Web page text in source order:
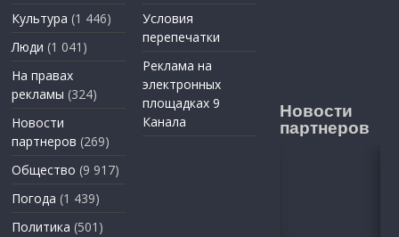
Культура (1 446)
Люди (1 041)
На правах
рекламы (324)
Новости
партнеров (269)
Общество (9 917)
Погода (1 439)
Политика (501)
Условия
перепечатки
Реклама на
электронных
площадках 9
Канала
Новости
партнеров